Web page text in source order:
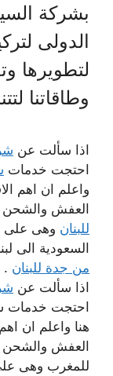
بشركة
الدولى
لتطويرها
وطاقاتنا
اذا سألت عن
احتجت خدمات
واعلم ان اهم
العفش والشحن
للبنان وهى على
السعودية الى
من جدة للبنان .
اذا سألت عن
احتجت خدمات
هنا واعلم ان
العفش والشحن
للمغرب وهى